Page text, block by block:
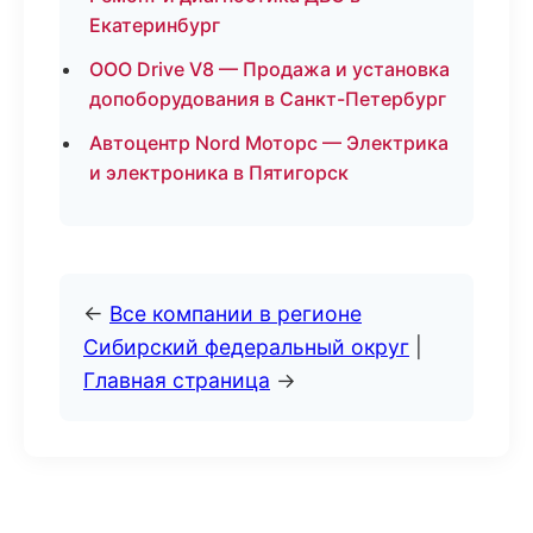
Екатеринбург
ООО Drive V8 — Продажа и установка
допоборудования в Санкт-Петербург
Автоцентр Nord Моторс — Электрика
и электроника в Пятигорск
← Все компании в регионе
Сибирский федеральный округ
Главная страница →